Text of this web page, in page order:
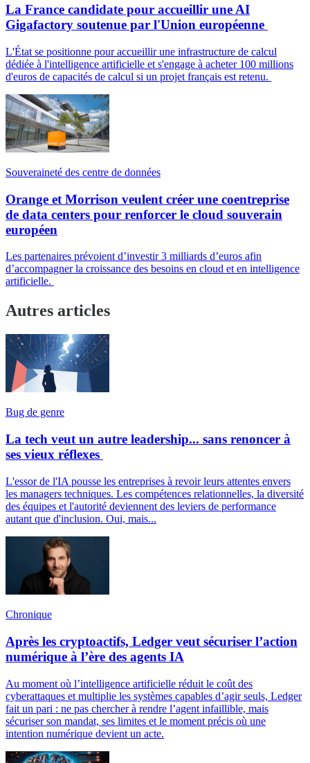
La France candidate pour accueillir une AI
Gigafactory soutenue par l'Union européenne
L'État se positionne pour accueillir une infrastructure de calcul
dédiée à l'intelligence artificielle et s'engage à acheter 100 millions
d'euros de capacités de calcul si un projet français est retenu.
Souveraineté des centre de données
Orange et Morrison veulent créer une coentreprise
de data centers pour renforcer le cloud souverain
européen
Les partenaires prévoient d’investir 3 milliards d’euros afin
d’accompagner la croissance des besoins en cloud et en intelligence
artificielle.
Autres articles
Bug de genre
La tech veut un autre leadership... sans renoncer à
ses vieux réflexes
L'essor de l'IA pousse les entreprises à revoir leurs attentes envers
les managers techniques. Les compétences relationnelles, la diversité
des équipes et l'autorité deviennent des leviers de performance
autant que d'inclusion. Oui, mais...
Chronique
Après les cryptoactifs, Ledger veut sécuriser l’action
numérique à l’ère des agents IA
Au moment où l’intelligence artificielle réduit le coût des
cyberattaques et multiplie les systèmes capables d’agir seuls, Ledger
fait un pari : ne pas chercher à rendre l’agent infaillible, mais
sécuriser son mandat, ses limites et le moment précis où une
intention numérique devient un acte.